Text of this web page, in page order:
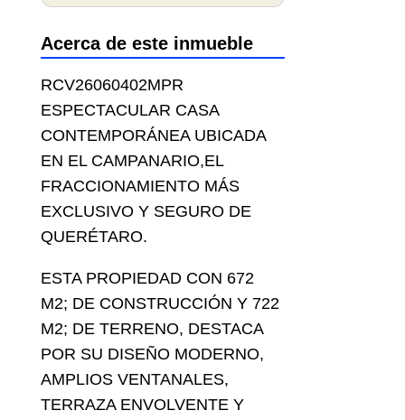
Acerca de este inmueble
RCV26060402MPR
ESPECTACULAR CASA
CONTEMPORÁNEA UBICADA
EN EL CAMPANARIO,EL
FRACCIONAMIENTO MÁS
EXCLUSIVO Y SEGURO DE
QUERÉTARO.
ESTA PROPIEDAD CON 672
M2; DE CONSTRUCCIÓN Y 722
M2; DE TERRENO, DESTACA
POR SU DISEÑO MODERNO,
AMPLIOS VENTANALES,
TERRAZA ENVOLVENTE Y